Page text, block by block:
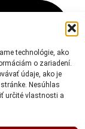
technológie, ako
o zariadení.
údaje, ako je
Nesúhlas
určité vlastnosti a